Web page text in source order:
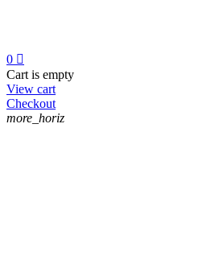
0 
Cart is empty
View cart
Checkout
more_horiz